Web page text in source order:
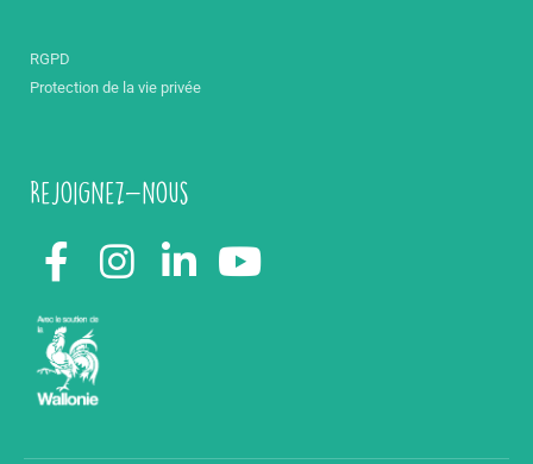
RGPD
Protection de la vie privée
Rejoignez-nous